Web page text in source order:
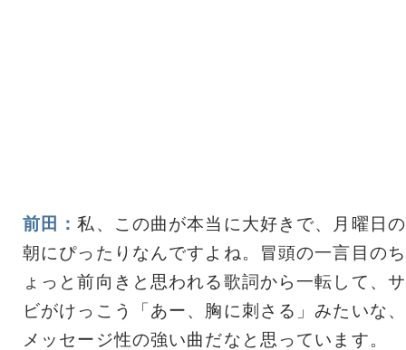
前田：私、この曲が本当に大好きで、月曜日の
朝にぴったりなんですよね。冒頭の一言目のち
ょっと前向きと思われる歌詞から一転して、サ
ビがけっこう「あー、胸に刺さる」みたいな、
メッセージ性の強い曲だなと思っています。